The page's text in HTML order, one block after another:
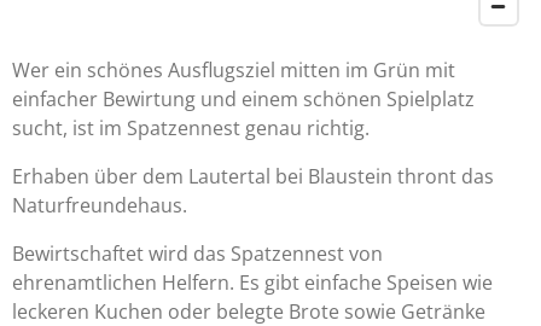
Wer ein schönes Ausflugsziel mitten im Grün mit
einfacher Bewirtung und einem schönen Spielplatz
sucht, ist im Spatzennest genau richtig.
Erhaben über dem Lautertal bei Blaustein thront das
Naturfreundehaus.
Bewirtschaftet wird das Spatzennest von
ehrenamtlichen Helfern. Es gibt einfache Speisen wie
leckeren Kuchen oder belegte Brote sowie Getränke